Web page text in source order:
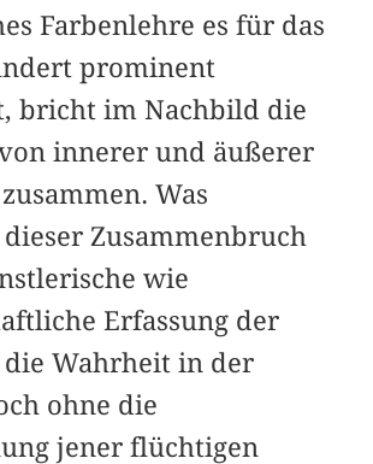
Farbenlehre es für das
prominent
bricht im Nachbild die
innerer und äußerer
Was
Zusammenbruch
wie
Erfassung der
die Wahrheit in der
ohne die
jener flüchtigen